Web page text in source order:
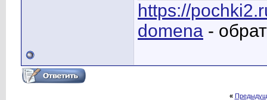
https://
domena -
«